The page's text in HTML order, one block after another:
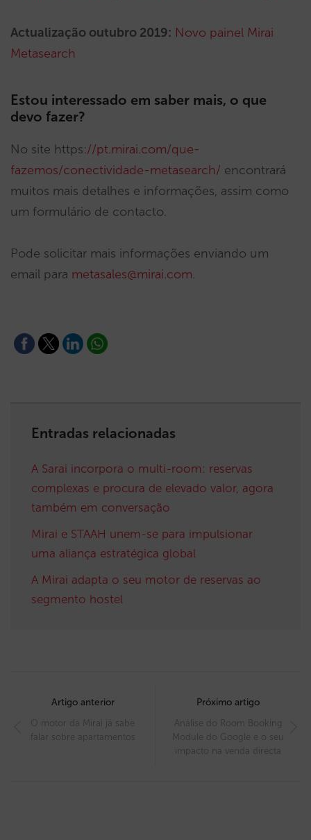
Actualização outubro 2019: Novo painel Mirai
Metasearch
Estou interessado em saber mais, o que
devo fazer?
No site https://pt.mirai.com/que-
fazemos/conectividade-metasearch/ encontrará
muitos mais detalhes e informações, assim como
um formulário de contacto.
Pode solicitar mais informações enviando um
email para metasales@mirai.com.
Entradas relacionadas
A Sarai incorpora o multi-room: reservas
complexas e procura de elevado valor, agora
também em conversação
Mirai e STAAH unem-se para impulsionar
uma aliança estratégica global
A Mirai adapta o seu motor de reservas ao
segmento hostel
navigation
Artigo anterior
O motor da Mirai já sabe
falar sobre apartamentos
Próximo artigo
Análise do Room Booking
Module do Google e o seu
impacto na venda directa